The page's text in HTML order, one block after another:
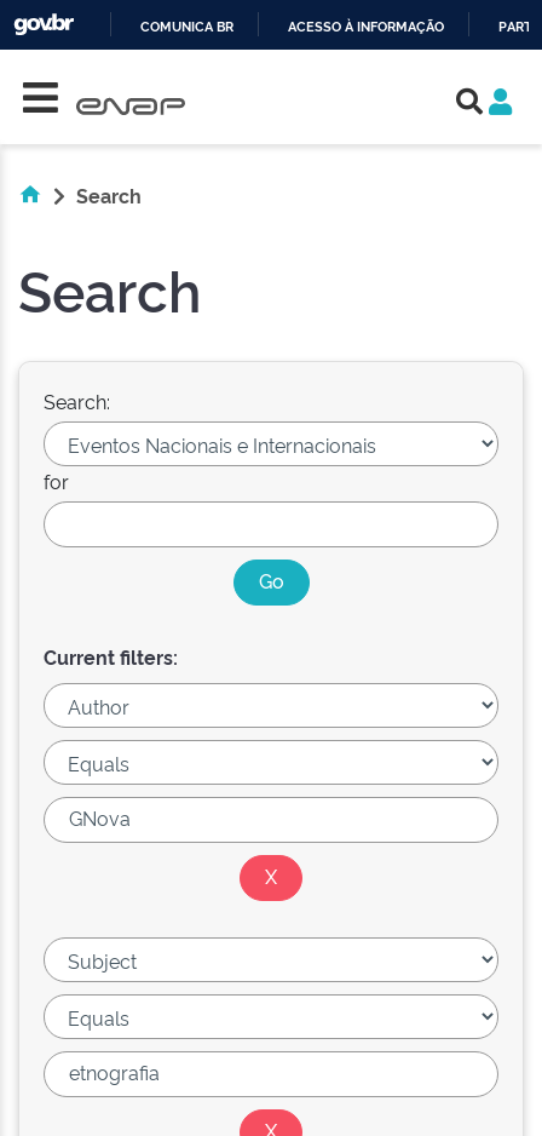
COMUNICA BR ACESSO À INFORMAÇÃO
Search
Search
Search:
for
Current filters: